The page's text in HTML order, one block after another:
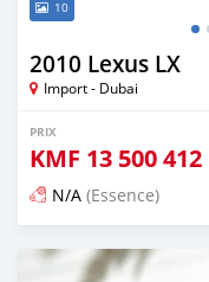
10
2010 Lexus LX
Import - Dubai
PRIX
KMF 13 500 412
N/A (Essence)
Publié il y a presque 6 ans